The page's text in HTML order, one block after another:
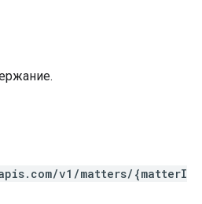
v1/matters/{matterI